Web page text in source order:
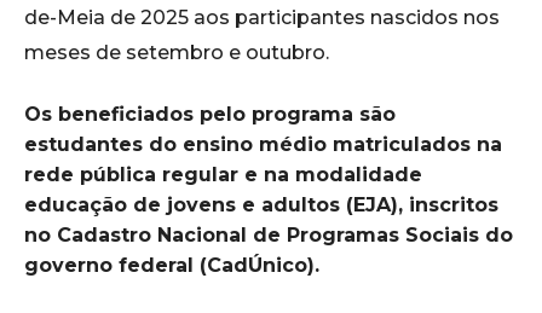
de-Meia de 2025 aos participantes nascidos nos
meses de setembro e outubro.
Os beneficiados pelo programa são
estudantes do ensino médio matriculados na
rede pública regular e na modalidade
educação de jovens e adultos (EJA), inscritos
no Cadastro Nacional de Programas Sociais do
governo federal (CadÚnico).